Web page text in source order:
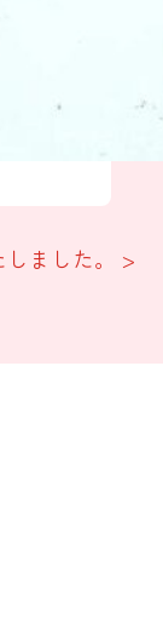
ました。 >